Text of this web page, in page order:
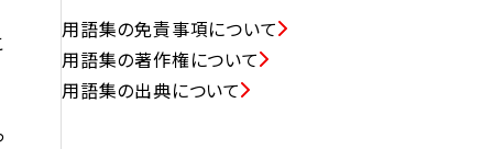
用語集の免責事項について
用語集の著作権について
用語集の出典について